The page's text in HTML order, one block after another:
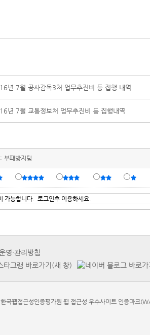
년 7월 공사감독3처 업무추진비 등 집행 내역
년 7월 교통정보처 업무추진비 등 집행내역
부패방지팀
영·관리방침